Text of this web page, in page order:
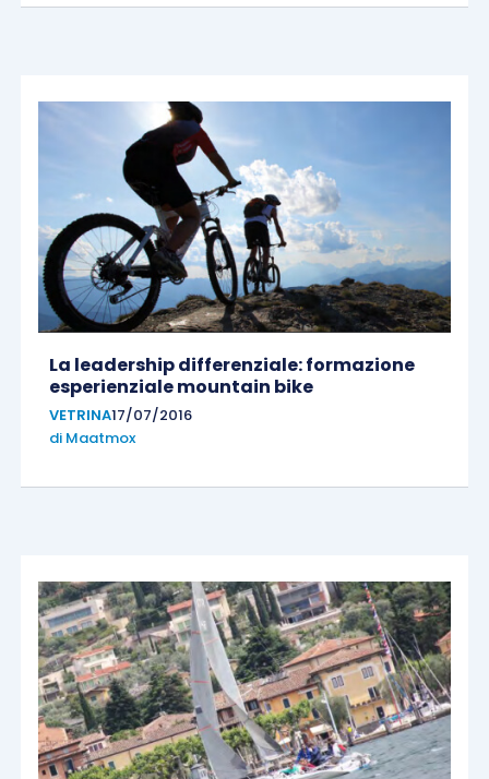
La leadership differenziale: formazione
esperienziale mountain bike
VETRINA17/07/2016
di Maatmox